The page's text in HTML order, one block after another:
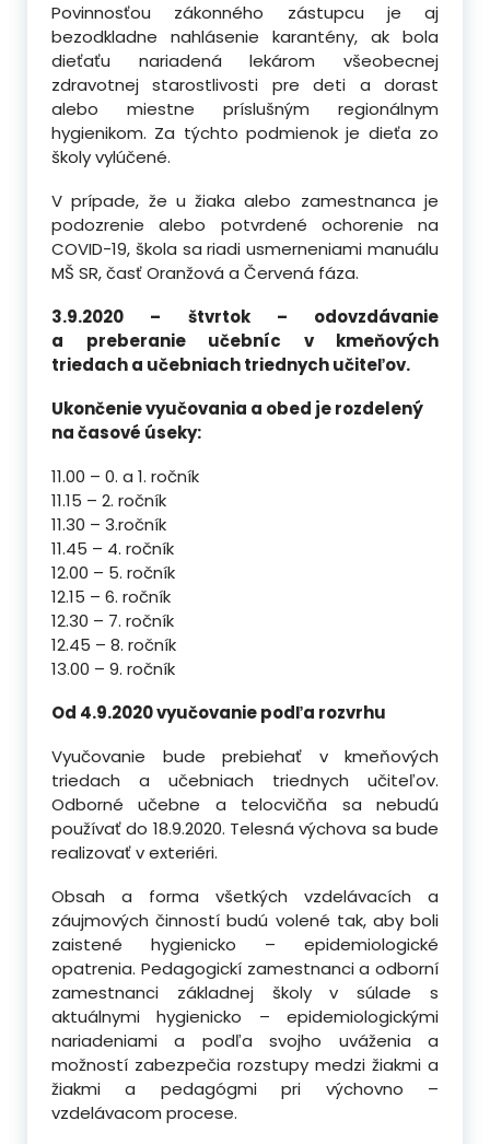
Povinnosťou zákonného zástupcu je aj
bezodkladne nahlásenie karantény, ak bola
dieťaťu nariadená lekárom všeobecnej
zdravotnej starostlivosti pre deti a dorast
alebo miestne príslušným regionálnym
hygienikom. Za týchto podmienok je dieťa zo
školy vylúčené.
V prípade, že u žiaka alebo zamestnanca je
podozrenie alebo potvrdené ochorenie na
COVID-19, škola sa riadi usmerneniami manuálu
MŠ SR, časť Oranžová a Červená fáza.
3.9.2020 – štvrtok – odovzdávanie
a preberanie učebníc v kmeňových
triedach a učebniach triednych učiteľov.
Ukončenie vyučovania a obed je rozdelený
na časové úseky:
11.00 – 0. a 1. ročník
11.15 – 2. ročník
11.30 – 3.ročník
11.45 – 4. ročník
12.00 – 5. ročník
12.15 – 6. ročník
12.30 – 7. ročník
12.45 – 8. ročník
13.00 – 9. ročník
Od 4.9.2020 vyučovanie podľa rozvrhu
Vyučovanie bude prebiehať v kmeňových
triedach a učebniach triednych učiteľov.
Odborné učebne a telocvičňa sa nebudú
používať do 18.9.2020. Telesná výchova sa bude
realizovať v exteriéri.
Obsah a forma všetkých vzdelávacích a
záujmových činností budú volené tak, aby boli
zaistené hygienicko – epidemiologické
opatrenia. Pedagogickí zamestnanci a odborní
zamestnanci základnej školy v súlade s
aktuálnymi hygienicko – epidemiologickými
nariadeniami a podľa svojho uváženia a
možností zabezpečia rozstupy medzi žiakmi a
žiakmi a pedagógmi pri výchovno –
vzdelávacom procese.